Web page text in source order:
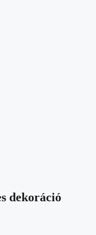
dekoráció